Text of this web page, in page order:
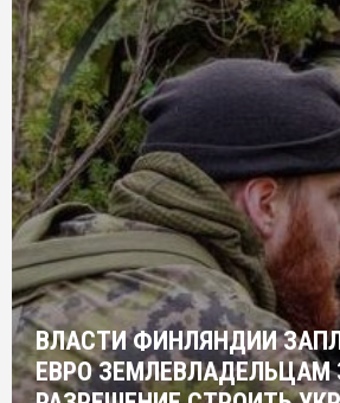
ВЛАСТИ ФИНЛЯНДИИ
ЕВРО ЗЕМЛЕВЛАДЕЛЬЦАМ